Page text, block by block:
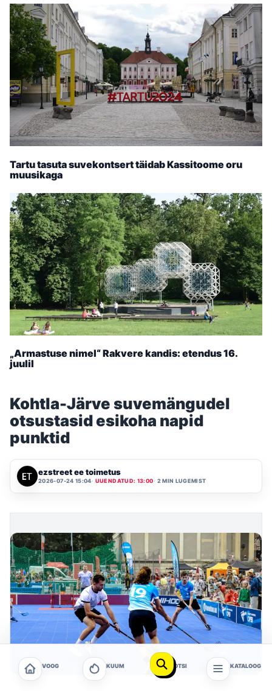
Tartu tasuta suvekontsert täidab Kassitoome oru
muusikaga
„Armastuse nimel“ Rakvere kandis: etendus 16.
juulil
Kohtla-Järve suvemängudel
otsustasid esikoha napid
punktid
ezstreet ee toimetus
2026-07-24 15:04 UUENDATUD: 13:00 2 MIN LUGEMIST
VOOG KUUM OTSI KATALOOG